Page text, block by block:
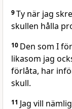
9Ty när jag
skullen hålla
10 Den som I
likasom jag
förlåta, har
skull.
11 Jag vill